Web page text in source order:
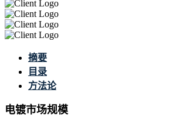
摘要
目录
方法论
电镀市场规模